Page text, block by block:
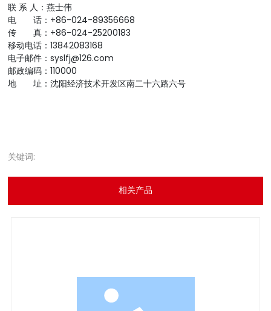
联 系 人：燕士伟
电 话：+86-024-89356668
传 真：+86-024-25200183
移动电话：13842083168
电子邮件：syslfj@126.com
邮政编码：110000
地 址：沈阳经济技术开发区南二十六路六号
关键词:
相关产品